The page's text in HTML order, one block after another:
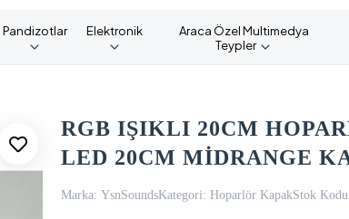
Pandizotlar Elektronik
Araca Özel Multimedya
Teypler
RGB IŞIKLI 20CM
LED 20CM MİDRANGE
Marka: YsnSoundsKategori: Hoparlör KapakStok